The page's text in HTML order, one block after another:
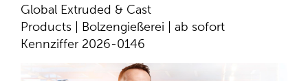
Global Extruded & Cast
Products |
Bolzengießerei |
ab sofort
Kennziffer 2026-0146